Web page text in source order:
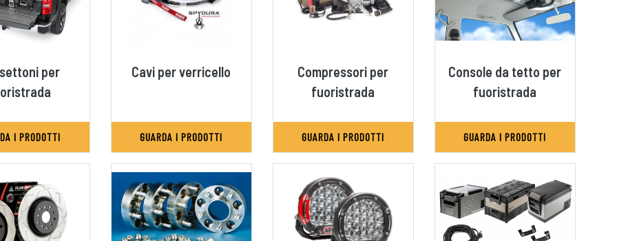
per
I PRODOTTI
Cavi per verricello
GUARDA I PRODOTTI
Compressori per
fuoristrada
GUARDA I PRODOTTI
Console da tetto per
fuoristrada
GUARDA I PRODOTTI